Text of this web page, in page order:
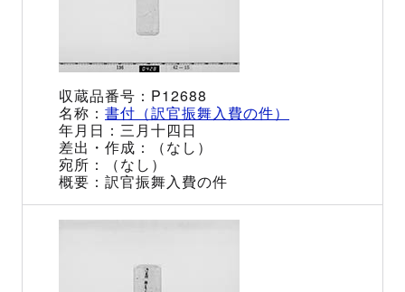
P12688
書付（訳官振舞入費の件）
三月十四日
（なし）
（なし）
訳官振舞入費の件